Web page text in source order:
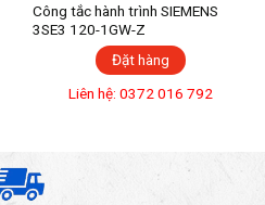
Công tắc hành trình SIEMENS
3SE3 120-1GW-Z
Đặt hàng
Liên hệ: 0372 016 792